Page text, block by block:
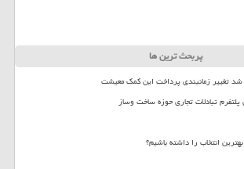
پربحث ترین ها
شد تغییر زمانبندی پرداخت این کمک معیشت
انتخاب را داشته باشیم؟